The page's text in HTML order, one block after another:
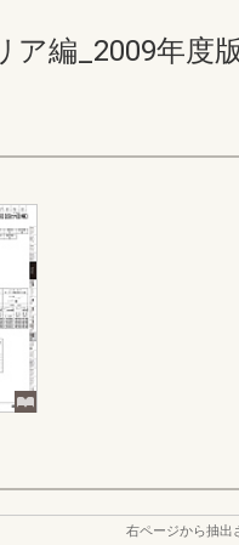
編_2009年度
右ページから抽出